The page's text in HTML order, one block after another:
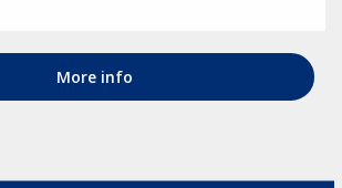
More info